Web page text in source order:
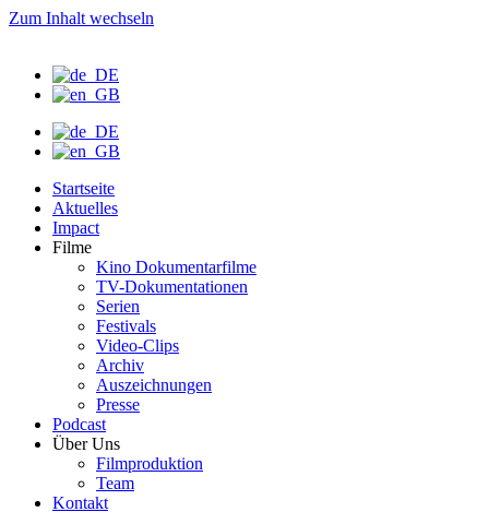
Zum Inhalt wechseln
Startseite
Aktuelles
Impact
Filme
Kino Dokumentarfilme
TV-Dokumentationen
Serien
Festivals
Video-Clips
Archiv
Auszeichnungen
Presse
Podcast
Über Uns
Filmproduktion
Team
Kontakt